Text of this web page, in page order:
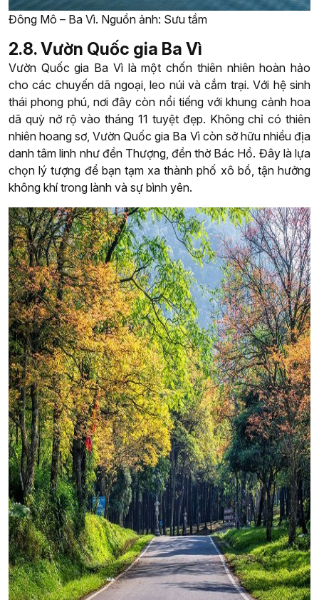
Đông Mô – Ba Vì. Nguồn ảnh: Sưu tầm
2.8. Vườn Quốc gia Ba Vì
Vườn Quốc gia Ba Vì là một chốn thiên nhiên hoàn hảo
cho các chuyến dã ngoại, leo núi và cắm trại. Với hệ sinh
thái phong phú, nơi đây còn nổi tiếng với khung cảnh hoa
dã quỳ nở rộ vào tháng 11 tuyệt đẹp. Không chỉ có thiên
nhiên hoang sơ, Vườn Quốc gia Ba Vì còn sở hữu nhiều địa
danh tâm linh như đền Thượng, đền thờ Bác Hồ. Đây là lựa
chọn lý tượng để bạn tạm xa thành phố xô bồ, tận hưởng
không khí trong lành và sự bình yên.